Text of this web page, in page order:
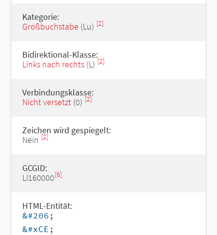
Kategorie:
Großbuchstabe (Lu) [2]
Bidirektional-Klasse:
Links nach rechts(L) [2]
Verbindungsklasse:
Nicht versetzt(0) [2]
Zeichen wird gespiegelt:
Nein [2]
GCGID:
LI160000[6]
HTML-Entität:
&#206;
&#xCE;